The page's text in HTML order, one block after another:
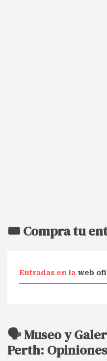
🎟️ Compra tu
Entradas en la web
🗣️ Museo y
Perth: Opiniones